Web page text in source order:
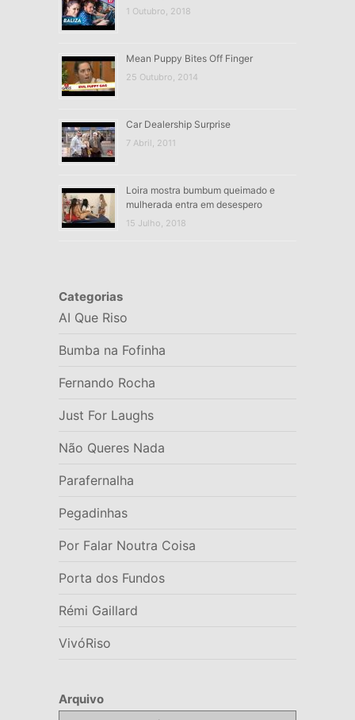
1 Outubro, 2018
Mean Puppy Bites Off Finger
25 Outubro, 2014
Car Dealership Surprise
7 Abril, 2011
Loira mostra bumbum queimado e
mulherada entra em desespero
15 Julho, 2018
Categorias
AI Que Riso
Bumba na Fofinha
Fernando Rocha
Just For Laughs
Não Queres Nada
Parafernalha
Pegadinhas
Por Falar Noutra Coisa
Porta dos Fundos
Rémi Gaillard
VivóRiso
Arquivo